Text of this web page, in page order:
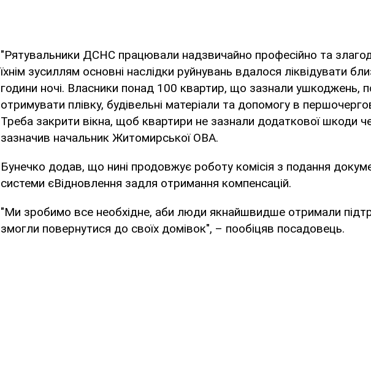
"Рятувальники ДСНС працювали надзвичайно професійно та
їхнім зусиллям основні наслідки руйнувань вдалося ліквідувати
години ночі. Власники понад 100 квартир, що зазнали ушкоджень,
отримувати плівку, будівельні матеріали та допомогу в
Треба закрити вікна, щоб квартири не зазнали додаткової шкоди
зазначив начальник Житомирської ОВА.
Бунечко додав, що нині продовжує роботу комісія з подання
системи єВідновлення задля отримання компенсацій.
"Ми зробимо все необхідне, аби люди якнайшвидше отримали
змогли повернутися до своїх домівок", – пообіцяв посадовець.